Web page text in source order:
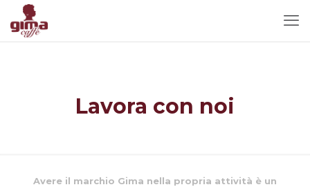
Lavora con noi
Avere il marchio Gima nella propria attività è un